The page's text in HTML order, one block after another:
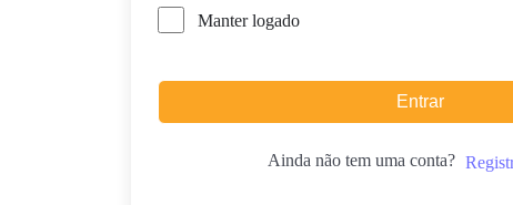
Manter logado
Entrar
Ainda não tem uma conta?